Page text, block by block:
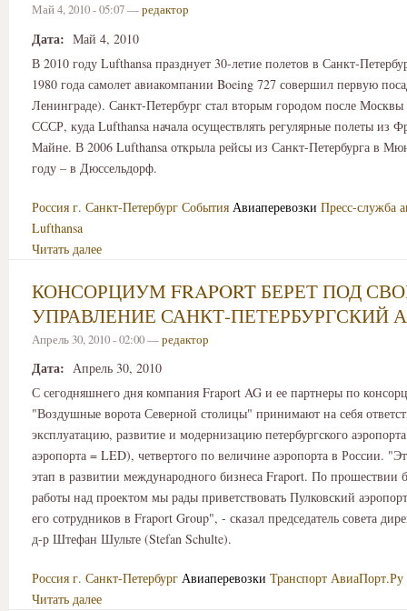
Май 4, 2010 - 05:07 —редактор
Дата: Май 4, 2010
В 2010 году Lufthansa празднует 30-летие полетов в Санкт-
1980 года самолет авиакомпании Boeing 727 совершил первую
Ленинграде). Санкт-Петербург стал вторым городом после Москвы
СССР, куда Lufthansa начала осуществлять регулярные полеты из
Майне. В 2006 Lufthansa открыла рейсы из Санкт-Петербурга в
году – в Дюссельдорф.
Россия г. Санкт-Петербург События Авиаперевозки Пресс-служба
Lufthansa
Читать далее
КОНСОРЦИУМ FRAPORT БЕРЕТ ПОД
УПРАВЛЕНИЕ САНКТ-ПЕТЕРБУРГСКИЙ
Апрель 30, 2010 - 02:00 —редактор
Дата: Апрель 30, 2010
С сегодняшнего дня компания Fraport AG и ее партнеры по
"Воздушные ворота Северной столицы" принимают на себя
эксплуатацию, развитие и модернизацию петербургского
аэропорта = LED), четвертого по величине аэропорта в России.
этап в развитии международного бизнеса Fraport. По прошествии
работы над проектом мы рады приветствовать Пулковский
его сотрудников в Fraport Group", - сказал председатель совета
д-р Штефан Шульте (Stefan Schulte).
Россия г. Санкт-Петербург Авиаперевозки Транспорт АвиаПорт.Ру
Читать далее